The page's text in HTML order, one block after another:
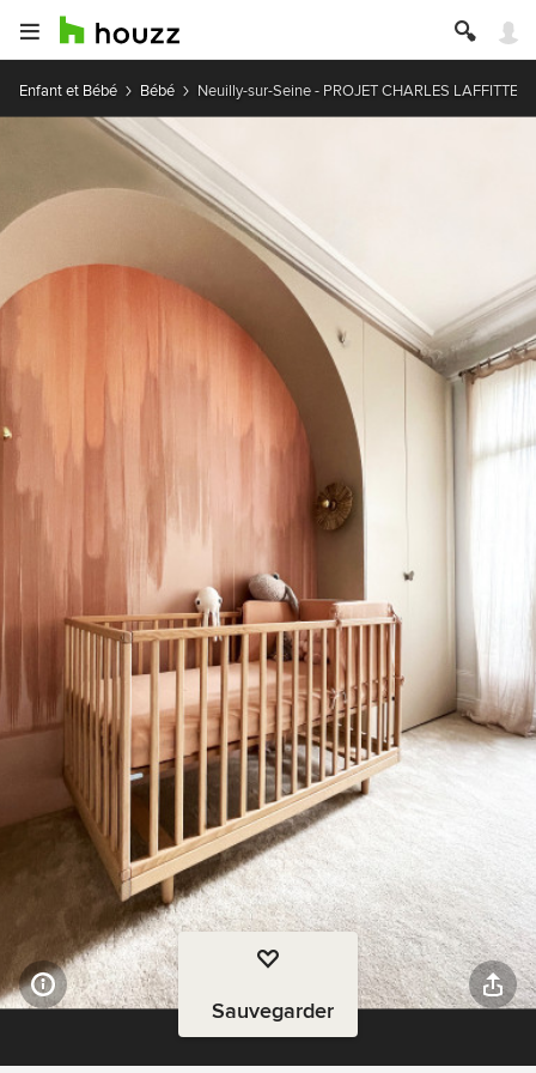
Enfant et Bébé Bébé Neuilly-sur-Seine - PROJET CHARLES LAFFITTE
Sauvegarder